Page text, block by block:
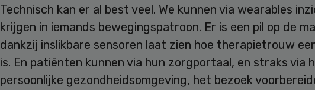
Technisch kan er al best veel. We kunnen via wearables
krijgen in iemands bewegingspatroon. Er is een pil op de
dankzij inslikbare sensoren laat zien hoe therapietrouw
is. En patiënten kunnen via hun zorgportaal, en straks via
persoonlijke gezondheidsomgeving, het bezoek